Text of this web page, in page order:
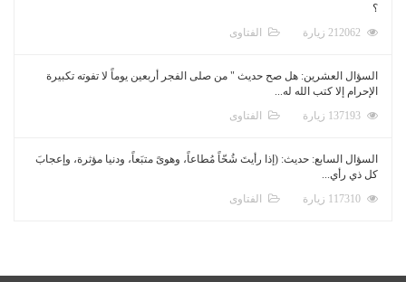
؟
الفتاوى
السؤال العشرين: هل صح حديث " من صلى الفجر أربعين يوماً لا تفوته تكبيرة
الإحرام إلا كتب الله له...
الفتاوى
السؤال السابع: حديث: (إذا رأيتَ شُحّاً مُطاعاً، وهوىً متبَعاً، ودنيا مؤثرة، وإعجابَ
كل ذي رأي...
الفتاوى